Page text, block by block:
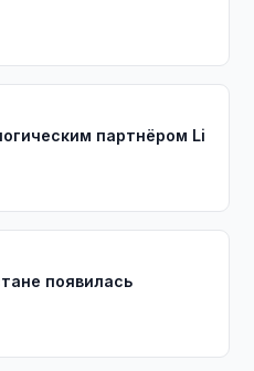
партнёром Li
появилась